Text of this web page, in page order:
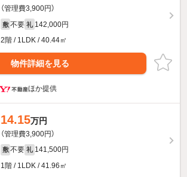
（管理費3,900円）
敷 不要 礼 142,000円
2階 / 1LDK / 40.44㎡
物件詳細を見る
ほか提供
14.15万円
（管理費3,900円）
敷 不要 礼 141,500円
1階 / 1LDK / 41.96㎡